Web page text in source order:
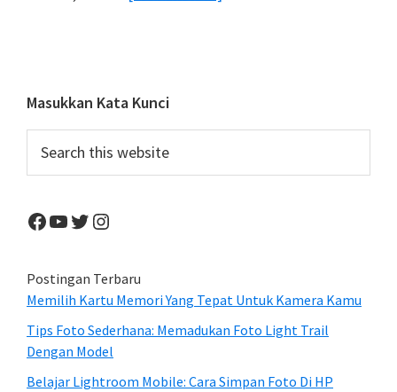
Primary
Sidebar
Masukkan Kata Kunci
this
website
Facebook
YouTube
Twitter
Instagram
Postingan Terbaru
Memilih Kartu Memori Yang Tepat Untuk Kamera Kamu
Tips Foto Sederhana: Memadukan Foto Light Trail
Dengan Model
Belajar Lightroom Mobile: Cara Simpan Foto Di HP